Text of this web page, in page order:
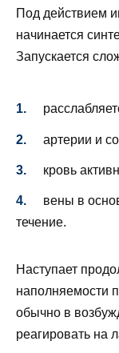
Под действием
начинается
Запускается
артерии и
кровь
вены в
течение.
Наступает
наполняемости
обычно в
реагировать на